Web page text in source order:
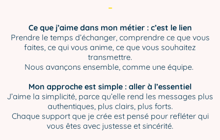
–
Ce que j’aime dans mon métier : c’est le lien
Prendre le temps d’échanger, comprendre ce que vous
faites, ce qui vous anime, ce que vous souhaitez
transmettre.
Nous avançons ensemble, comme une équipe.
Mon approche est simple : aller à l’essentiel
J’aime la simplicité, parce qu’elle rend les messages plus
authentiques, plus clairs, plus forts.
Chaque support que je crée est pensé pour refléter qui
vous êtes avec justesse et sincérité.